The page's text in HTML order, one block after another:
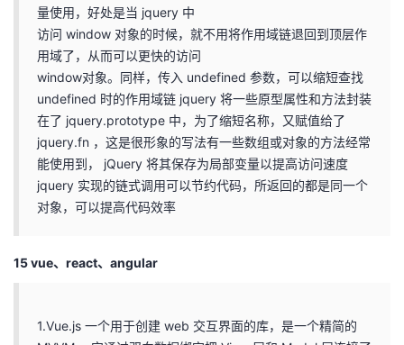
量使用，好处是当 jquery 中
访问 window 对象的时候，就不用将作用域链退回到顶层作
用域了，从而可以更快的访问
window对象。同样，传入 undefined 参数，可以缩短查找
undefined 时的作用域链 jquery 将一些原型属性和方法封装
在了 jquery.prototype 中，为了缩短名称，又赋值给了
jquery.fn ，这是很形象的写法有一些数组或对象的方法经常
能使用到， jQuery 将其保存为局部变量以提高访问速度
jquery 实现的链式调用可以节约代码，所返回的都是同⼀个
对象，可以提高代码效率
15 vue、react、angular
1.Vue.js 一个用于创建 web 交互界面的库，是一个精简的